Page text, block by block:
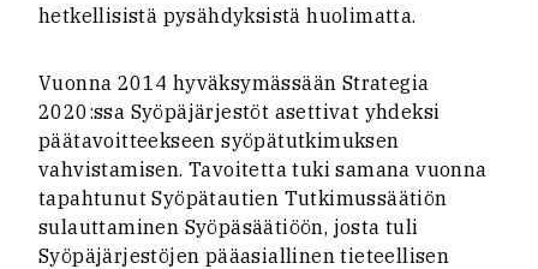
hetkellisistä pysähdyksistä huolimatta.
Vuonna 2014 hyväksymässään Strategia
2020:ssa Syöpäjärjestöt asettivat yhdeksi
päätavoitteekseen syöpätutkimuksen
vahvistamisen. Tavoitetta tuki samana vuonna
tapahtunut Syöpätautien Tutkimussäätiön
sulauttaminen Syöpäsäätiöön, josta tuli
Syöpäjärjestöjen pääasiallinen tieteellisen